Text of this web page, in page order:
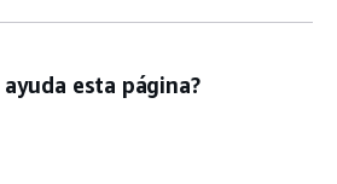
esta página?